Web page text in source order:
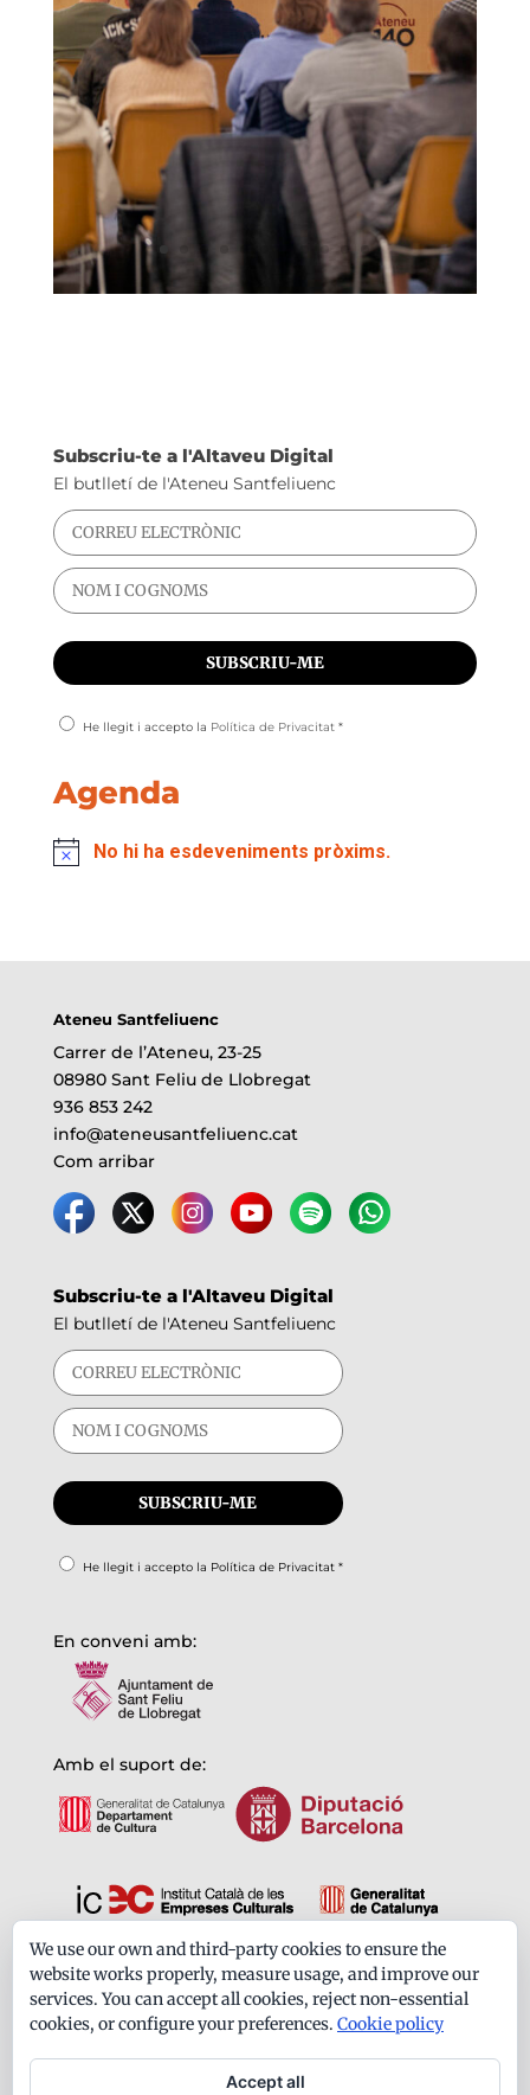
Subscriu-te a l'Altaveu Digital
El butlletí de l'Ateneu Santfeliuenc
He llegit i accepto la Política de Privacitat *
Agenda
No hi ha esdeveniments pròxims.
Ateneu Santfeliuenc
Carrer de l’Ateneu, 23-25
08980 Sant Feliu de Llobregat
936 853 242
info@ateneusantfeliuenc.cat
Com arribar
Subscriu-te a l'Altaveu Digital
El butlletí de l'Ateneu Santfeliuenc
He llegit i accepto la Política de Privacitat*
En conveni amb:
Amb el suport de:
Formem part de:
We use our own and third-party cookies to ensure the
website works properly, measure usage, and improve our
services. You can accept all cookies, reject non-essential
cookies, or configure your preferences. Cookie policy
Accept all